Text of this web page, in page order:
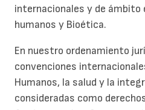
internacionales y de ámbito
humanos y Bioética.
En nuestro ordenamiento
convenciones
Humanos, la salud y la
consideradas como